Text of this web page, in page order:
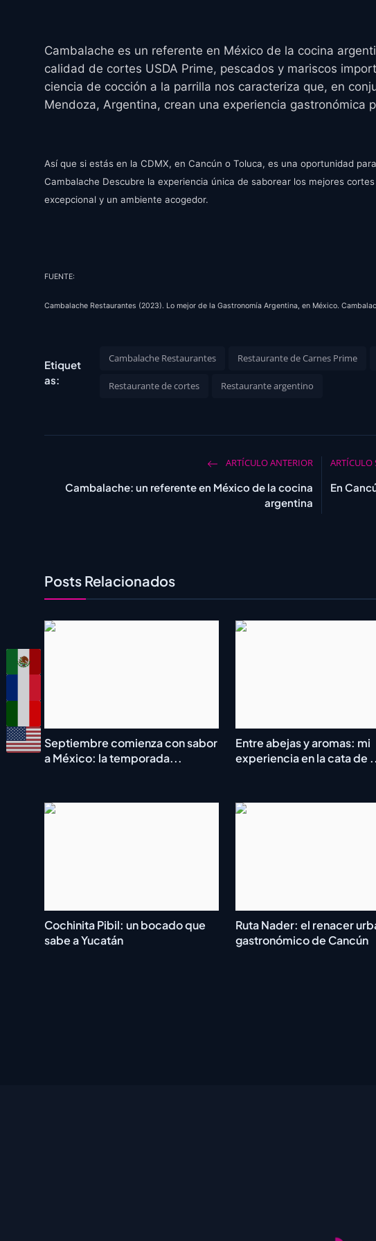
Cambalache es un referente en México de la cocina
calidad de cortes USDA Prime, pescados y mariscos
ciencia de cocción a la parrilla nos caracteriza que, en
Mendoza, Argentina, crean una experiencia gastronómica
Así que si estás en la CDMX, en Cancún o Toluca, es una oportunidad
Cambalache Descubre la experiencia única de saborear los mejores
excepcional y un ambiente acogedor.
FUENTE:
Cambalache Restaurantes (2023). Lo mejor de la Gastronomía Argentina, en México.
Etiquet
as:
Cambalache Restaurantes Restaurante de Carnes Prime
Restaurante de cortes Restaurante argentino
ARTÍCULO ANTERIOR
Cambalache: un referente en México de la cocina
argentina
ARTÍCULO
En
Posts Relacionados
Septiembre comienza con sabor
a México: la temporada...
Entre abejas y aromas: mi
experiencia en la cata de
Cochinita Pibil: un bocado que
sabe a Yucatán
Ruta Nader: el renacer
gastronómico de Cancún